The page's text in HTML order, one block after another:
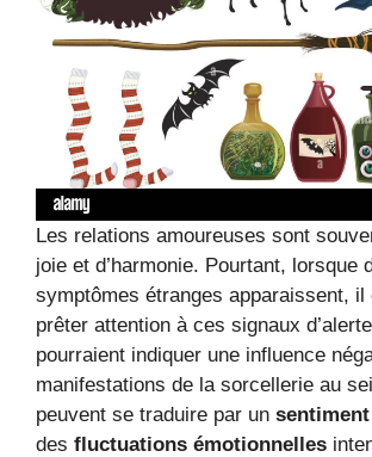
Les relations amoureuses sont
joie et d’harmonie. Pourtant, lorsque
symptômes étranges apparaissent,
prêter attention à ces signaux
pourraient indiquer une influence
manifestations de la sorcellerie au
peuvent se traduire par un
des fluctuations émotionnelles